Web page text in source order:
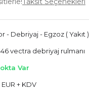
- Debriyaj - Egzoz ( Yakıt )
vectra debriyaj rulmanı
Var
EUR + KDV